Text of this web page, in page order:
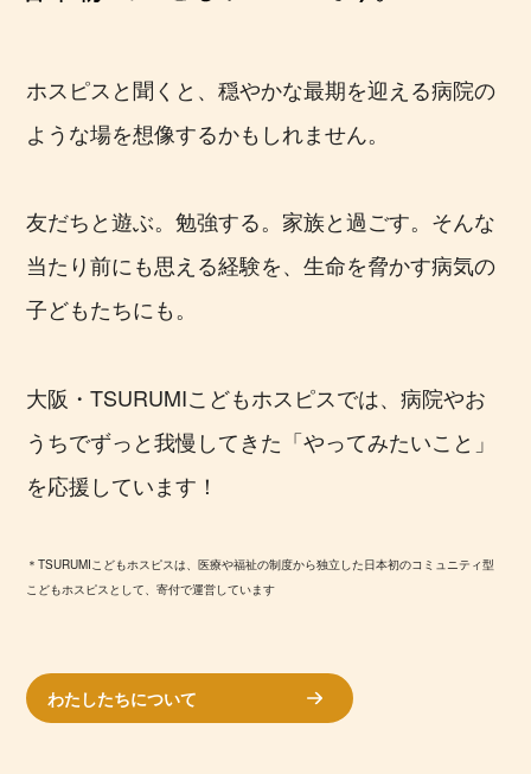
ホスピスと聞くと、穏やかな最期を迎える病院の
ような場を想像するかもしれません。
友だちと遊ぶ。勉強する。家族と過ごす。 そんな
当たり前にも思える経験を、生命を脅かす病気の
子どもたちにも。
大阪・TSURUMIこどもホスピスでは、病院やお
うちでずっと我慢してきた 「やってみたいこと」
を応援しています！
＊TSURUMIこどもホスピスは、医療や福祉の制度から独立した日本初のコミュニティ型
こどもホスピスとして、寄付で運営しています
わたしたちについて